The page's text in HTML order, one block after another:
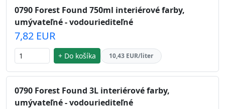
0790 Forest Found 750ml interiérové farby,
umývateľné - vodouriediteľné
7,82 EUR
+ Do košíka 10,43 EUR/liter
0790 Forest Found 3L interiérové farby,
umývateľné - vodouriediteľné